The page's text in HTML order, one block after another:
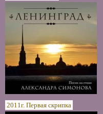
2011г. Первая скрипка